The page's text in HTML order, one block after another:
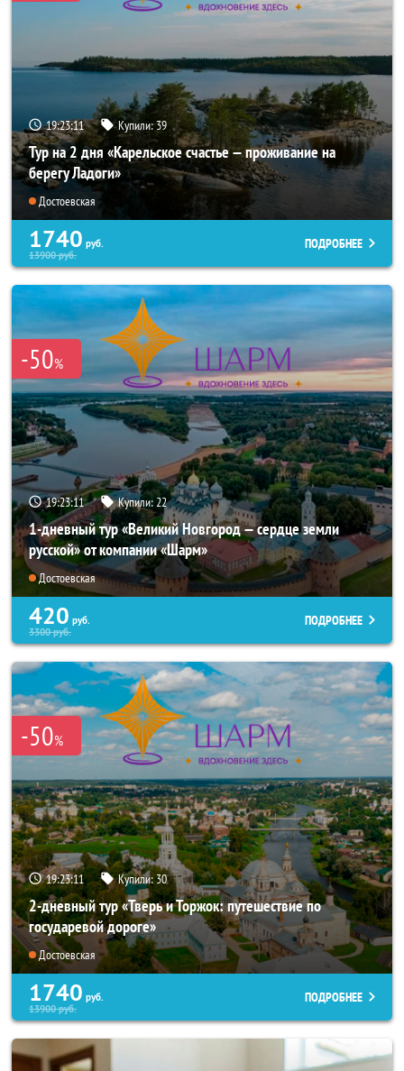
19:23:07 Купили:39
Тур на 2 дня «Карельское счастье — проживание на
берегу Ладоги»
Достоевская
1740 руб.
13900руб.
ПОДРОБНЕЕ
-50%
19:23:07 Купили: 22
1-дневный тур «Великий Новгород — сердце земли
русской» от компании «Шарм»
Достоевская
420 руб.
3300руб.
ПОДРОБНЕЕ
-50%
19:23:07 Купили:30
2-дневный тур «Тверь и Торжок: путешествие по
государевой дороге»
Достоевская
1740 руб.
13900руб.
ПОДРОБНЕЕ